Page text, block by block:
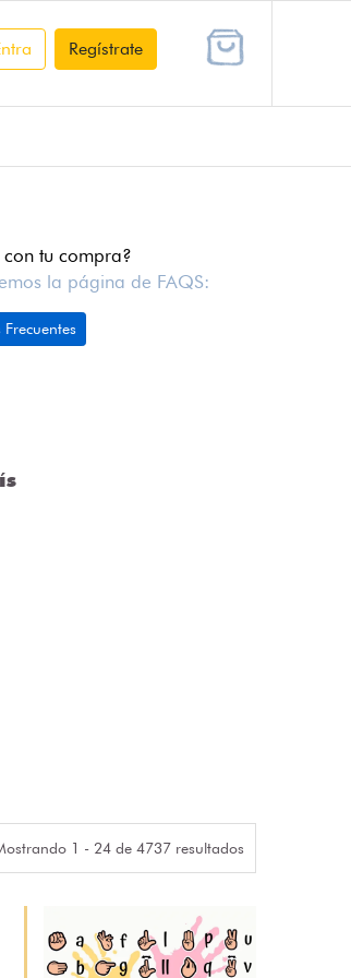
Regístrate
tu compra?
la página de FAQS:
Frecuentes
1 - 24 de 4737 resultados